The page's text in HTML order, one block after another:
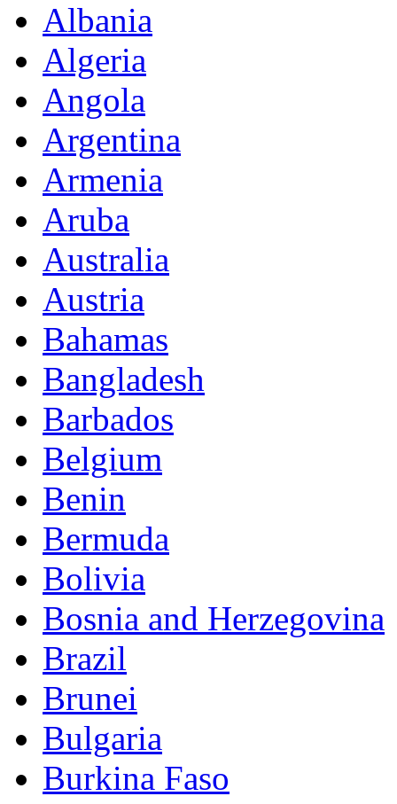
Albania
Algeria
Angola
Argentina
Armenia
Aruba
Australia
Austria
Bahamas
Bangladesh
Barbados
Belgium
Benin
Bermuda
Bolivia
Bosnia and Herzegovina
Brazil
Brunei
Bulgaria
Burkina Faso